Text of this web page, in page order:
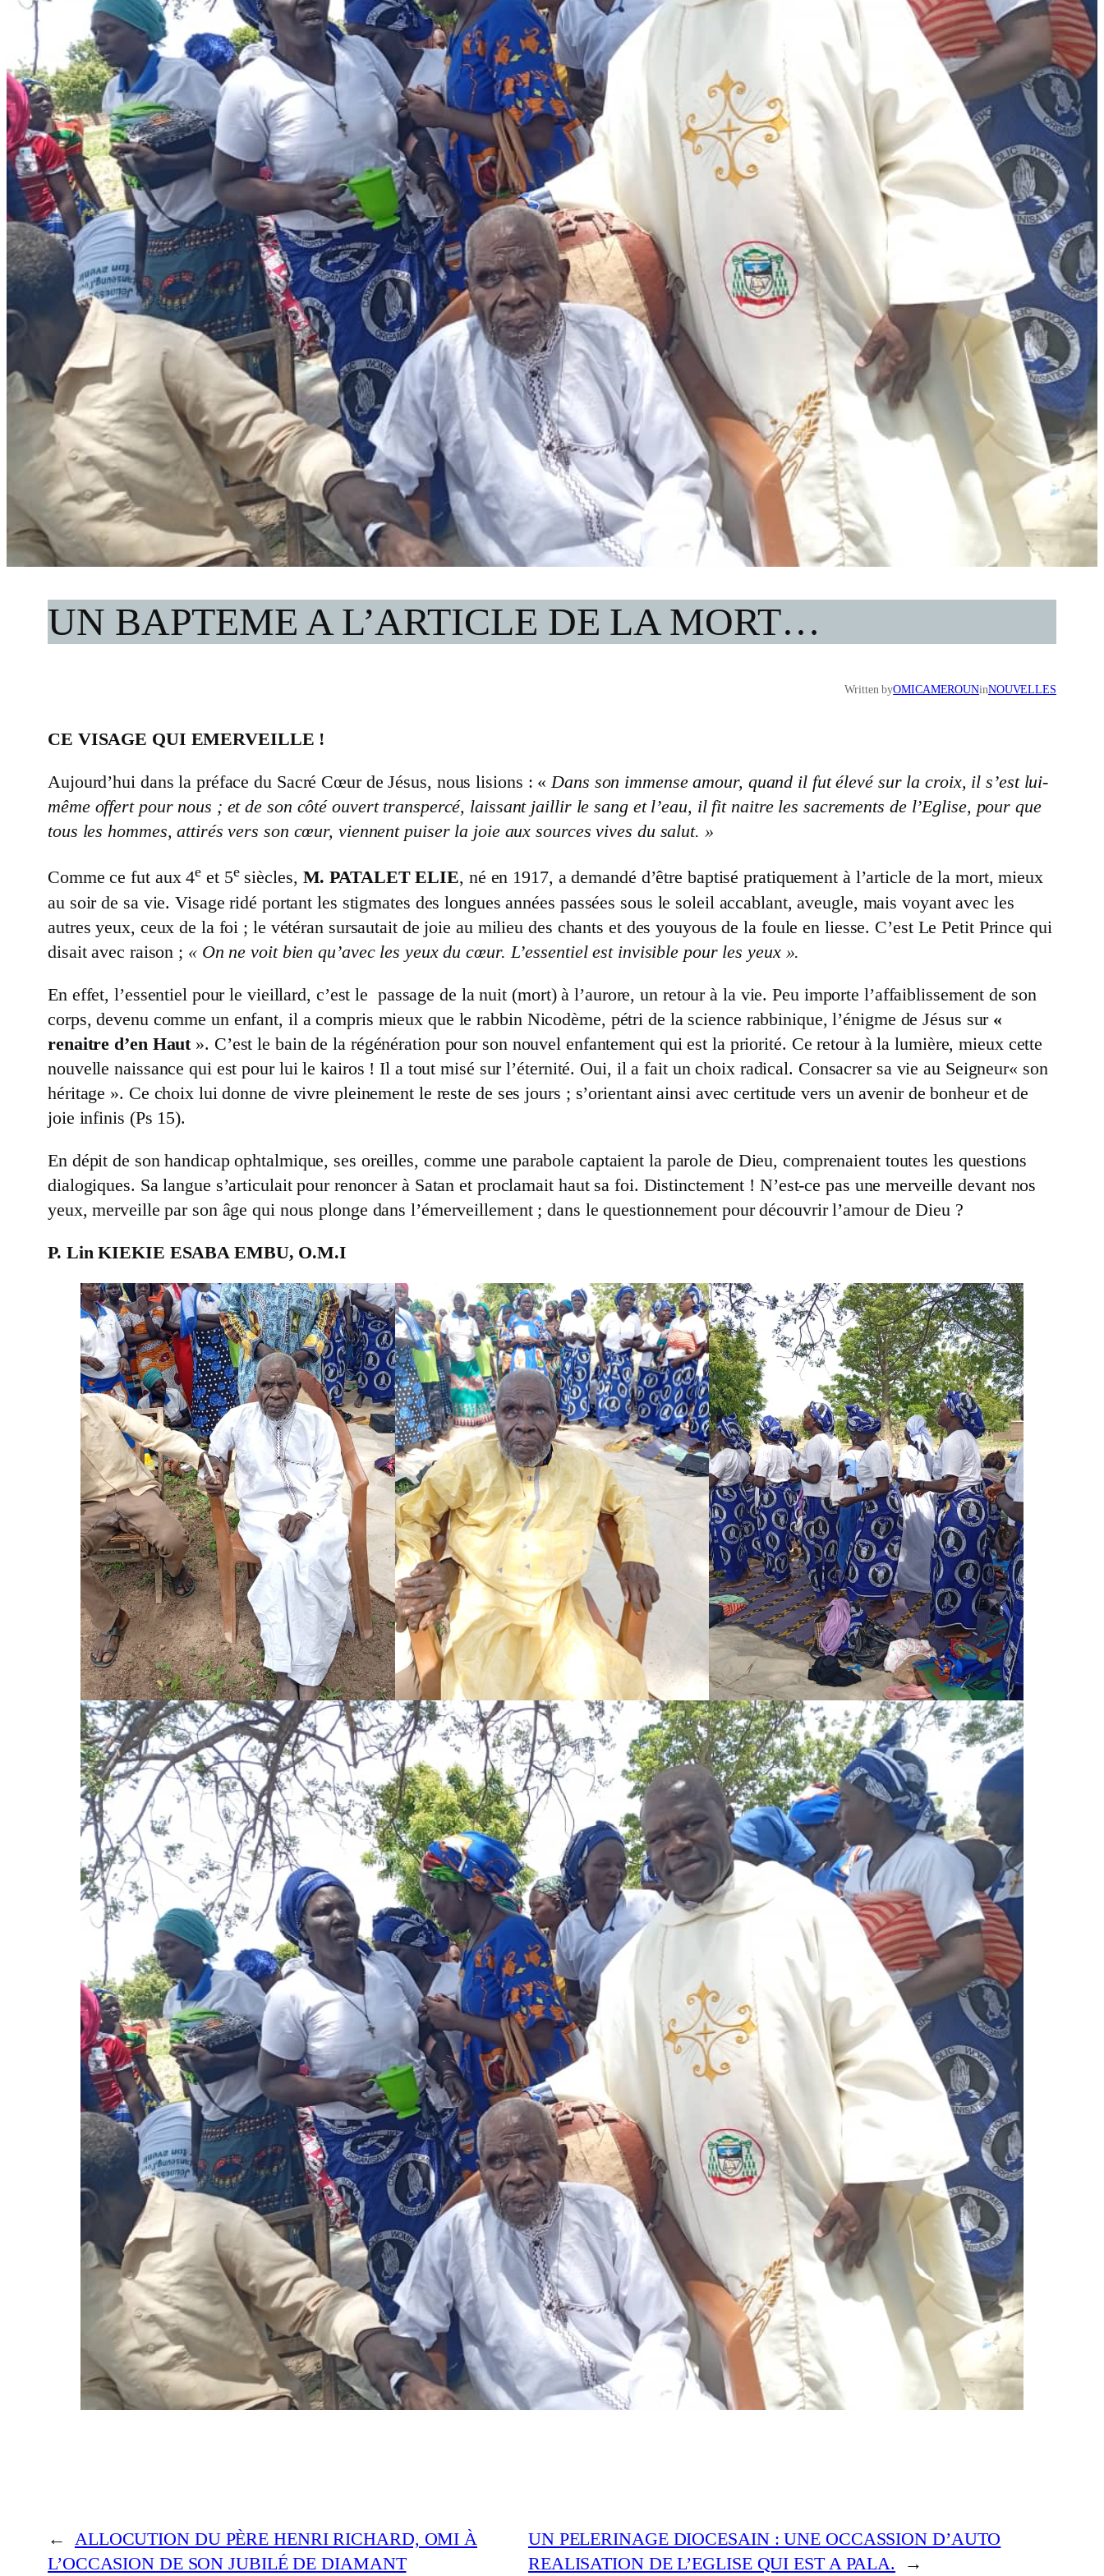
UN BAPTEME A L’ARTICLE DE LA MORT…
Written byOMICAMEROUNinNOUVELLES
CE VISAGE QUI EMERVEILLE !
Aujourd’hui dans la préface du Sacré Cœur de Jésus, nous lisions : «Dans son immense amour, quand il fut élevé sur la croix, il s’est lui-
même offert pour nous ; et de son côté ouvert transpercé, laissant jaillir le sang et l’eau, il fit naitre les sacrements de l’Eglise, pour que
tous les hommes, attirés vers son cœur, viennent puiser la joie aux sources vives du salut. »
Comme ce fut aux 4e et 5esiècles, M. PATALET ELIE, né en 1917, a demandé d’être baptisé pratiquement à l’article de la mort, mieux
au soir de sa vie. Visage ridé portant les stigmates des longues années passées sous le soleil accablant, aveugle, mais voyant avec les
autres yeux, ceux de la foi ; le vétéran sursautait de joie au milieu des chants et des youyous de la foule en liesse. C’est Le Petit Prince qui
disait avec raison ; « On ne voit bien qu’avec les yeux du cœur. L’essentiel est invisible pour les yeux ».
En effet, l’essentiel pour le vieillard, c’est le passage de la nuit (mort) à l’aurore, un retour à la vie. Peu importe l’affaiblissement de son
corps, devenu comme un enfant, il a compris mieux que le rabbin Nicodème, pétri de la science rabbinique, l’énigme de Jésus sur «
renaitre d’en Haut». C’est le bain de la régénération pour son nouvel enfantement qui est la priorité. Ce retour à la lumière, mieux cette
nouvelle naissance qui est pour lui le kairos ! Il a tout misé sur l’éternité. Oui, il a fait un choix radical. Consacrer sa vie au Seigneur« son
héritage ». Ce choix lui donne de vivre pleinement le reste de ses jours ; s’orientant ainsi avec certitude vers un avenir de bonheur et de
joie infinis (Ps 15).
En dépit de son handicap ophtalmique, ses oreilles, comme une parabole captaient la parole de Dieu, comprenaient toutes les questions
dialogiques. Sa langue s’articulait pour renoncer à Satan et proclamait haut sa foi. Distinctement ! N’est-ce pas une merveille devant nos
yeux, merveille par son âge qui nous plonge dans l’émerveillement ; dans le questionnement pour découvrir l’amour de Dieu ?
P. Lin KIEKIE ESABA EMBU, O.M.I
← ALLOCUTION DU PÈRE HENRI RICHARD, OMI À
L’OCCASION DE SON JUBILÉ DE DIAMANT
UN PELERINAGE DIOCESAIN : UNE OCCASSION D’AUTO
REALISATION DE L’EGLISE QUI EST A PALA.
→